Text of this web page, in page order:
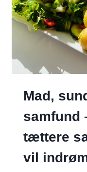
Mad,
samfund
tættere
vil